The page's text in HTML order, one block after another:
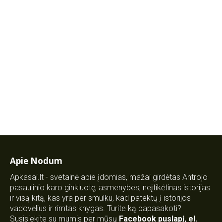
Apie Nodum
Apkasai.lt - svetainė apie įdomias, mažai girdėtas Antrojo
pasaulinio karo ginkluotę, asmenybes, neįtikėtinas istorijas
ir visą kitą, kas yra per smulku, kad patektų į istorijos
vadovėlius ir rimtas knygas. Turite ką papasakoti?
Susisiekite su mumis per mūsų Facebook puslapį, el.